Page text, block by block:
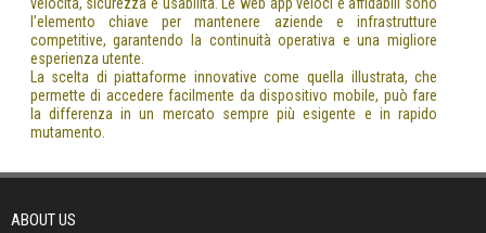
l’elemento chiave per mantenere aziende e infrastrutture
competitive, garantendo la continuità operativa e una migliore
esperienza utente.
La scelta di piattaforme innovative come quella illustrata, che
permette di accedere facilmente da dispositivo mobile, può fare
la differenza in un mercato sempre più esigente e in rapido
mutamento.
ABOUT US